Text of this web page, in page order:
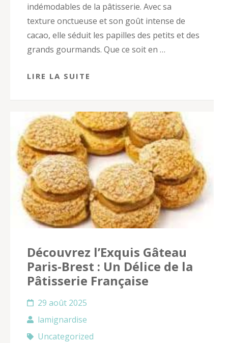
indémodables de la pâtisserie. Avec sa
texture onctueuse et son goût intense de
cacao, elle séduit les papilles des petits et des
grands gourmands. Que ce soit en …
LIRE LA SUITE
Découvrez l’Exquis Gâteau
Paris-Brest : Un Délice de la
Pâtisserie Française
29 août 2025
lamignardise
Uncategorized